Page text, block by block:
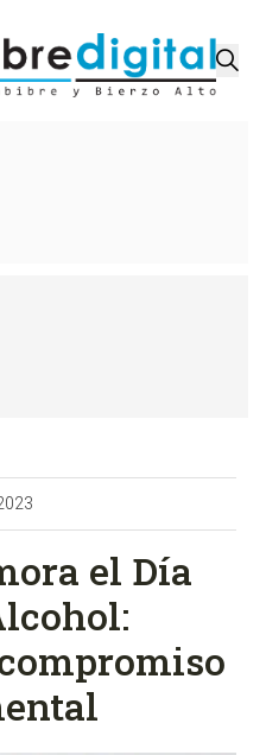
el Día